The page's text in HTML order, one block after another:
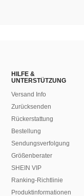
HILFE &
UNTERSTÜTZUNG
Versand Info
Zurücksenden
Rückerstattung
Bestellung
Sendungsverfolgung
Größenberater
SHEIN VIP
Ranking-Richtlinie
​Produktinformationen